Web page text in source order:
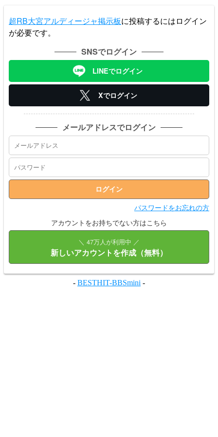
超RB大宮アルディージャ掲示板に投稿するにはログイン
が必要です。
SNSでログイン
LINEでログイン
Xでログイン
メールアドレスでログイン
パスワードをお忘れの方
アカウントをお持ちでない方はこちら
＼ 47万人が利用中 ／
新しいアカウントを作成（無料）
- BESTHIT-BBSmini -